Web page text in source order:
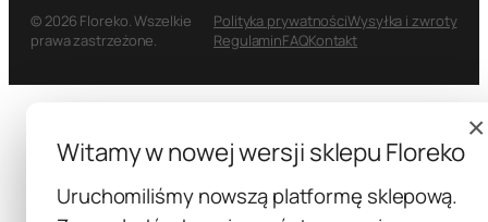
© 2026 Floreko. Wszelkie
prawa zastrzeżone.
Polityka prywatnościWysyłka i zwroty
RegulaminFAQKontakt
×
Witamy w nowej wersji sklepu Floreko
Uruchomiliśmy nowszą platformę sklepową.